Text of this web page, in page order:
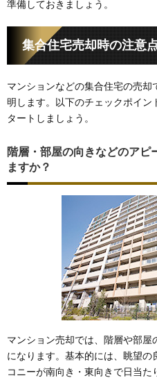
準備しておきましょう。
集合住宅売却時の注意
マンションなどの集合住宅の売却
明します。以下のチェックポイン
タートしましょう。
階層・部屋の向きなどのアピ
ますか？
マンション売却では、階層や部屋
になります。基本的には、眺望
コニーが南向き・東向きで日当た